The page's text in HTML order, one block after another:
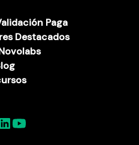
Paga
Destacados